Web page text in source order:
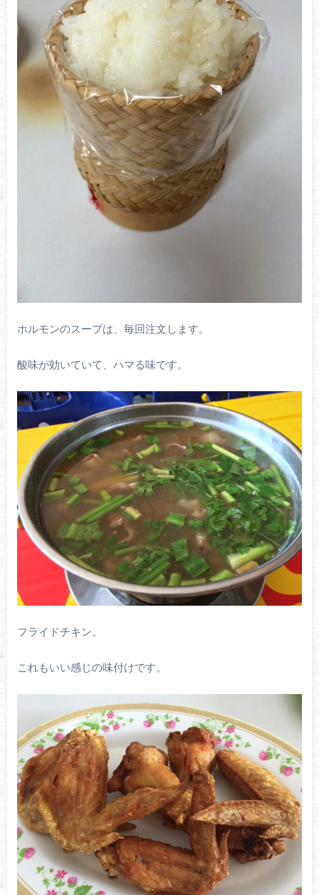
ホルモンのスープは、毎回注文します。
酸味が効いていて、ハマる味です。
フライドチキン。
これもいい感じの味付けです。